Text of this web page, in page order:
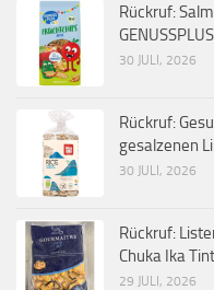
Rückruf:
30 JULI, 2026
Rückruf:
gesalzenen
30 JULI, 2026
Rückruf:
Chuka Ika
29 JULI, 2026